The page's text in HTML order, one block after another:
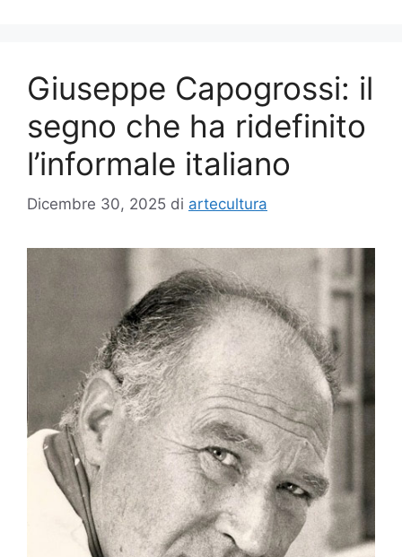
Giuseppe Capogrossi: il
segno che ha ridefinito
l’informale italiano
Dicembre 30, 2025 di artecultura